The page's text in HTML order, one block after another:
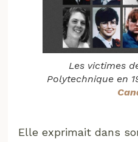
Les victimes
Polytechnique en
Elle exprimait dans